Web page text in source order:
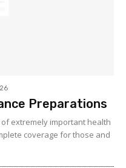
Preparations
extremely important health
coverage for those and